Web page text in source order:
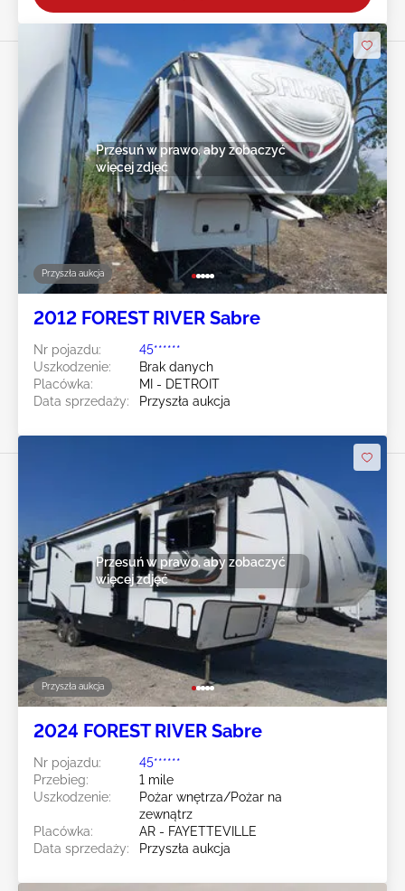
Przyszła aukcja
Przesuń w prawo, aby zobaczyć
więcej zdjęć
2012 FOREST RIVER Sabre
Nr pojazdu:
45******
Uszkodzenie:
Brak danych
Placówka:
MI - DETROIT
Data sprzedaży:
Przyszła aukcja
Przyszła aukcja
Przesuń w prawo, aby zobaczyć
więcej zdjęć
2024 FOREST RIVER Sabre
Nr pojazdu:
45******
Przebieg:
1 mile
Uszkodzenie:
Pożar wnętrza/Pożar na
zewnątrz
Placówka:
AR - FAYETTEVILLE
Data sprzedaży:
Przyszła aukcja